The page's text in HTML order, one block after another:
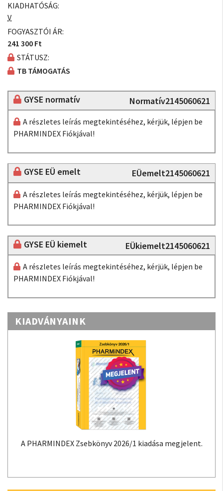
KIADHATÓSÁG:
V
FOGYASZTÓI ÁR:
241 300 Ft
STÁTUSZ:
TB TÁMOGATÁS
GYSE normatív Normatív2145060621
A részletes leírás megtekintéséhez, kérjük, lépjen be
PHARMINDEX Fiókjával!
GYSE EÜ emelt EÜemelt2145060621
A részletes leírás megtekintéséhez, kérjük, lépjen be
PHARMINDEX Fiókjával!
GYSE EÜ kiemelt EÜkiemelt2145060621
A részletes leírás megtekintéséhez, kérjük, lépjen be
PHARMINDEX Fiókjával!
KIADVÁNYAINK
A PHARMINDEX Zsebkönyv 2026/1 kiadása megjelent.